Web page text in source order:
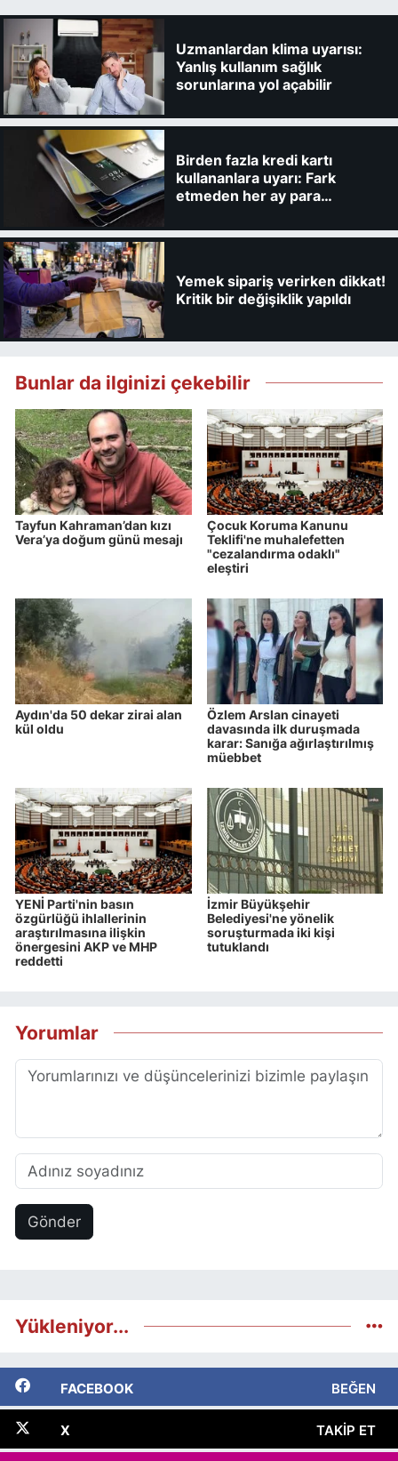
Uzmanlardan klima uyarısı:
Yanlış kullanım sağlık
sorunlarına yol açabilir
Birden fazla kredi kartı
kullananlara uyarı: Fark
etmeden her ay para
Yemek sipariş verirken dikkat!
Kritik bir değişiklik yapıldı
Bunlar da ilginizi çekebilir
Tayfun Kahraman’dan kızı
Vera’ya doğum günü mesajı
Çocuk Koruma Kanunu
Teklifi'ne muhalefetten
"cezalandırma odaklı"
eleştiri
Aydın'da 50 dekar zirai alan
kül oldu
Özlem Arslan cinayeti
davasında ilk duruşmada
karar: Sanığa ağırlaştırılmış
müebbet
YENİ Parti'nin basın
özgürlüğü ihlallerinin
araştırılmasına ilişkin
önergesini AKP ve MHP
reddetti
İzmir Büyükşehir
Belediyesi'ne yönelik
soruşturmada iki kişi
tutuklandı
Yorumlar
Gönder
Yükleniyor...
FACEBOOK BEĞEN
X TAKIP ET